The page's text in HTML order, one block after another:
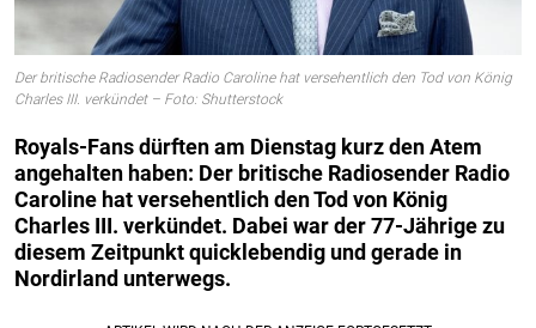
Der britische Radiosender Radio Caroline hat versehentlich den Tod von König
Charles III. verkündet – Foto: Shutterstock
Royals-Fans dürften am Dienstag kurz den Atem
angehalten haben: Der britische Radiosender Radio
Caroline hat versehentlich den Tod von König
Charles III. verkündet. Dabei war der 77-Jährige zu
diesem Zeitpunkt quicklebendig und gerade in
Nordirland unterwegs.